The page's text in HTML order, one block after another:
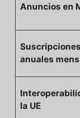
Anuncios en
Suscripciones
anuales
la UE